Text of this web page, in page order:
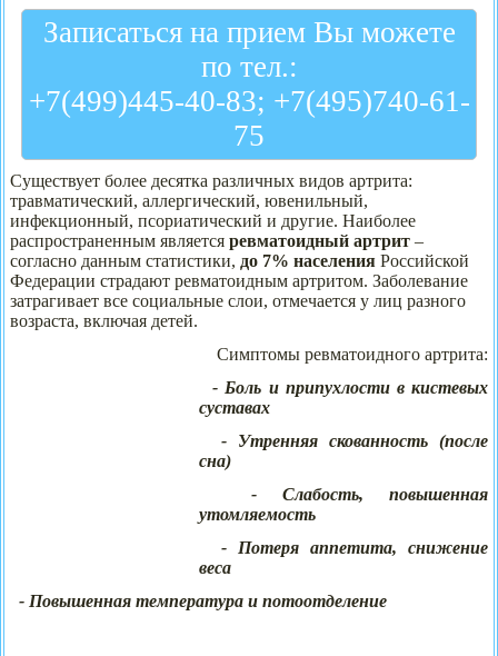
Записаться на прием Вы можете
по тел.:
+7(499)445-40-83; +7(495)740-61-
75
Существует более десятка различных видов артрита:
травматический, аллергический, ювенильный,
инфекционный, псориатический и другие. Наиболее
распространенным является ревматоидный артрит –
согласно данным статистики, до 7% населения Российской
Федерации страдают ревматоидным артритом. Заболевание
затрагивает все социальные слои, отмечается у лиц разного
возраста, включая детей.
Симптомы ревматоидного артрита:
- Боль и припухлости в кистевых
суставах
- Утренняя скованность (после
сна)
- Слабость, повышенная
утомляемость
- Потеря аппетита, снижение
веса
- Повышенная температура и потоотделение